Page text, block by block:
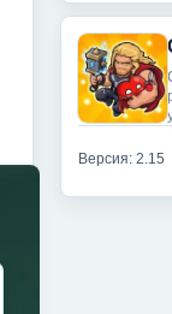
Версия: 2.15